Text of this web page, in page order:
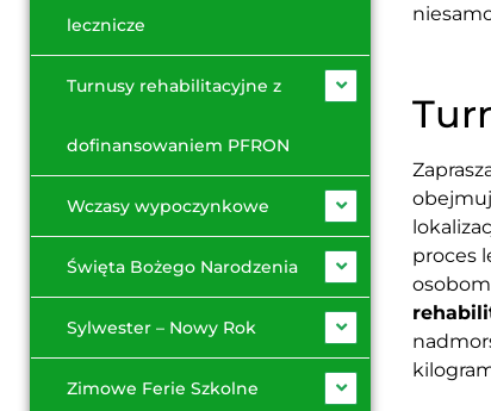
lecznicze
Turnusy rehabilitacyjne z
dofinansowaniem PFRON
Wczasy wypoczynkowe
Święta Bożego Narodzenia
Sylwester – Nowy Rok
Zimowe Ferie Szkolne
proces